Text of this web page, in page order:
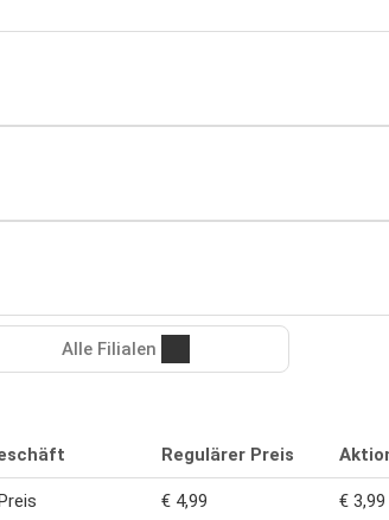
Alle Filialen
Regulärer Preis
€ 4,99 € 3,99